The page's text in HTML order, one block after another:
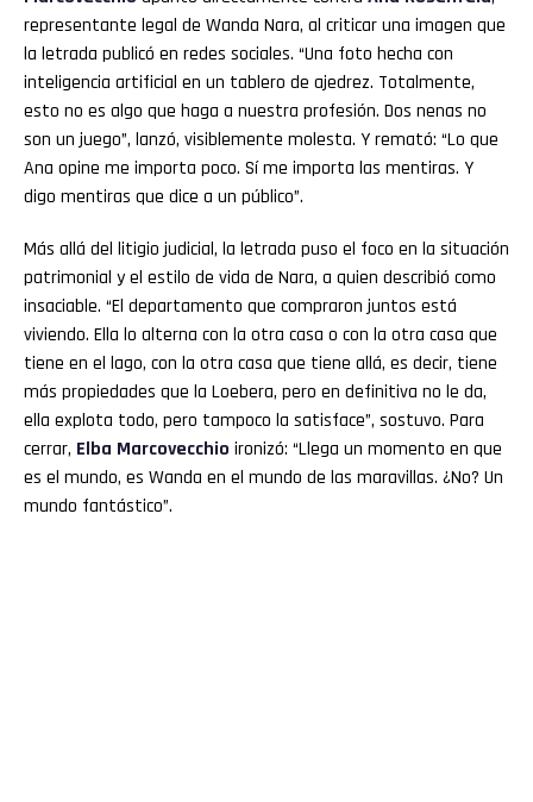
representante legal de Wanda Nara, al criticar una imagen que
la letrada publicó en redes sociales. “Una foto hecha con
inteligencia artificial en un tablero de ajedrez. Totalmente,
esto no es algo que haga a nuestra profesión. Dos nenas no
son un juego”, lanzó, visiblemente molesta. Y remató: “Lo que
Ana opine me importa poco. Sí me importa las mentiras. Y
digo mentiras que dice a un público”.
Más allá del litigio judicial, la letrada puso el foco en la situación
patrimonial y el estilo de vida de Nara, a quien describió como
insaciable. “El departamento que compraron juntos está
viviendo. Ella lo alterna con la otra casa o con la otra casa que
tiene en el lago, con la otra casa que tiene allá, es decir, tiene
más propiedades que la Loebera, pero en definitiva no le da,
ella explota todo, pero tampoco la satisface”, sostuvo. Para
cerrar, Elba Marcovecchio ironizó: “Llega un momento en que
es el mundo, es Wanda en el mundo de las maravillas. ¿No? Un
mundo fantástico”.